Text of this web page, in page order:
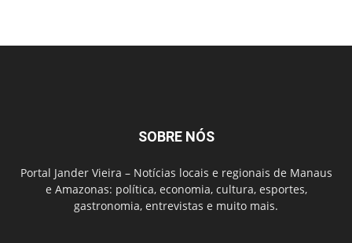
SOBRE NÓS
Portal Jander Vieira – Notícias locais e regionais de Manaus
e Amazonas: política, economia, cultura, esportes,
gastronomia, entrevistas e muito mais.